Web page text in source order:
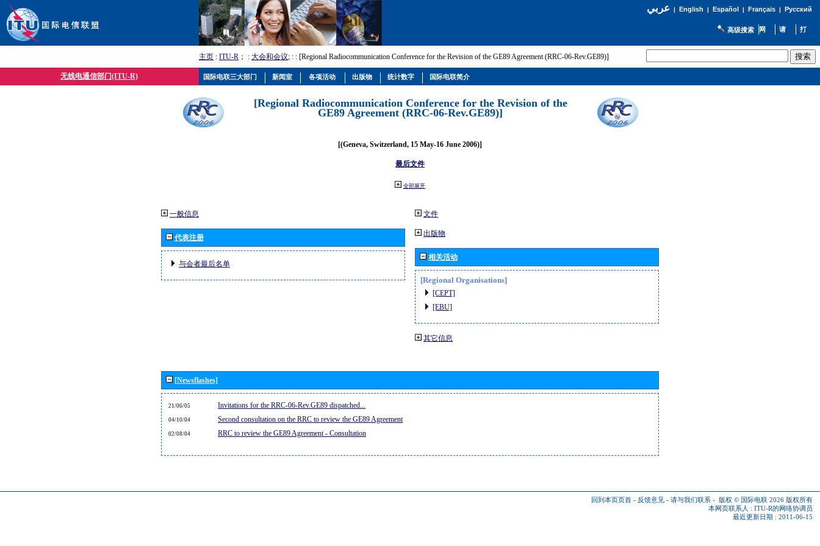
عربي| English | Español | Français| Русский
高级搜索
主页 : ITU-R ； : 大会和会议; : : [Regional Radiocommunication Conference for the Revision of the GE89 Agreement (RRC-06-Rev.GE89)]
无线电通信部门(ITU-R)
[Regional Radiocommunication Conference for the Revision of the
GE89 Agreement (RRC-06-Rev.GE89)]
[(Geneva, Switzerland, 15 May-16 June 2006)]
最后文件
全部展开
一般信息
代表注册
与会者最后名单
文件
出版物
相关活动
[Regional Organisations]
[CEPT]
[EBU]
其它信息
[Newsflashes]
21/06/05 Invitations for the RRC-06-Rev.GE89 dispatched...
04/10/04 Second consultation on the RRC to review the GE89 Agreement
02/08/04 RRC to review the GE89 Agreement - Consultation
回到本页页首 - 反馈意见 - 请与我们联系 - 版权 © 国际电联 2026 版权所有
本网页联系人 : ITU-R的网络协调员
最近更新日期 : 2011-06-15
国际电联三大部门 新闻室 各项活动 出版物 统计数字 国际电联简介